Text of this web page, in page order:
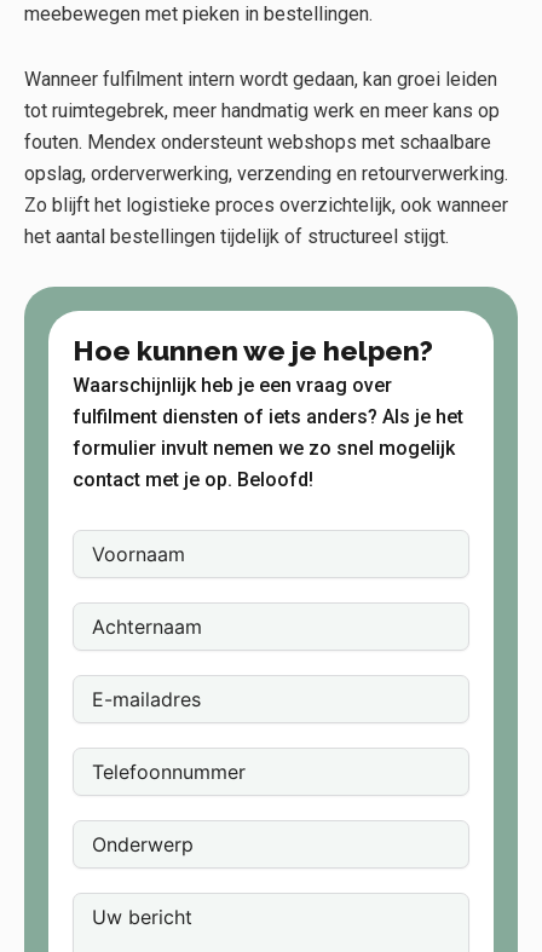
meebewegen met pieken in bestellingen.
Wanneer fulfilment intern wordt gedaan, kan groei leiden
tot ruimtegebrek, meer handmatig werk en meer kans op
fouten. Mendex ondersteunt webshops met schaalbare
opslag, orderverwerking, verzending en retourverwerking.
Zo blijft het logistieke proces overzichtelijk, ook wanneer
het aantal bestellingen tijdelijk of structureel stijgt.
Hoe kunnen we je helpen?
Waarschijnlijk heb je een vraag over
fulfilment diensten of iets anders? Als je het
formulier invult nemen we zo snel mogelijk
contact met je op. Beloofd!